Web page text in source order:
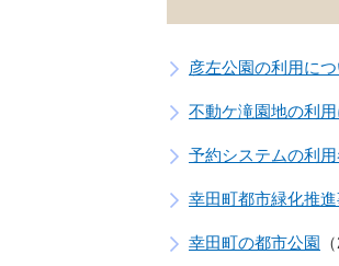
彦左公園の利用につ
不動ケ滝園地の利
予約システムの利
幸田町都市緑化推
幸田町の都市公園